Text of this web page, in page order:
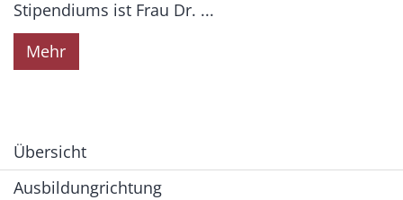
Stipendiums ist Frau Dr. ...
Mehr
Übersicht
Ausbildungrichtung